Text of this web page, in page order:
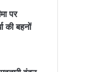
पर
की बहनों